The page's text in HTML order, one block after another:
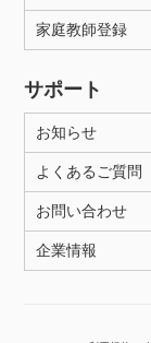
家庭教師登録
サポート
お知らせ
よくあるご質問
お問い合わせ
企業情報